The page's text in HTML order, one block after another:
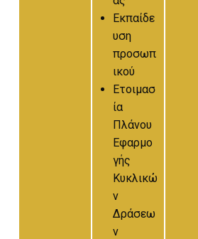
Εκπαίδε
υση
προσωπ
ικού
Ετοιμασ
ία
Πλάνου
Εφαρμο
γής
Κυκλικώ
ν
Δράσεω
ν